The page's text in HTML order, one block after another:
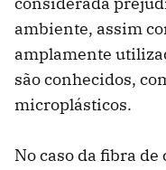
ambiente, assim
amplamente
são conhecidos,
microplásticos.
No caso da fibra